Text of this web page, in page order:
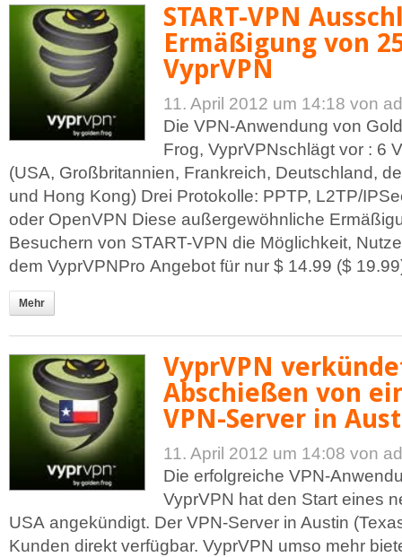
START-VPN
Ermäßigung von
VyprVPN
11. April 2012 um 14:18 von
Die VPN-Anwendung von
Frog, VyprVPNschlägt vor : 6
(USA, Großbritannien, Frankreich, Deutschland,
und Hong Kong) Drei Protokolle: PPTP, L2TP/
oder OpenVPN Diese außergewöhnliche
Besuchern von START-VPN die Möglichkeit,
dem VyprVPNPro Angebot für nur $ 14.99 ($
Mehr
VyprVPN
Abschießen von
VPN-Server in
11. April 2012 um 14:08 von
Die erfolgreiche VPN-
VyprVPN hat den Start eines
USA angekündigt. Der VPN-Server in Austin
Kunden direkt verfügbar. VyprVPN umso mehr